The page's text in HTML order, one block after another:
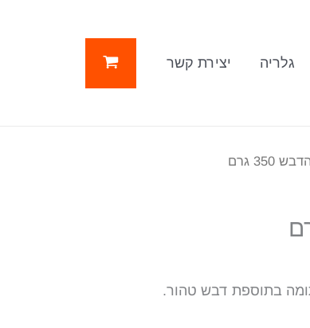
גלריה יצירת קשר
גרם
בתוספת דבש טהור.